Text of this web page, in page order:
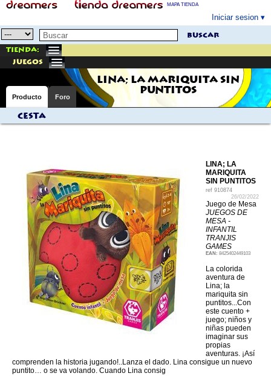
MAPA TIENDA
Iniciar sesion
buscar
Tienda:
juegos
LINA; LA MARIQUITA SIN
PUNTITOS
Producto Foro
Cesta
LINA; LA
MARIQUITA
SIN PUNTITOS
ref 910874
26/02/2022
Juego de Mesa
JUEGOS DE
MESA -
INFANTIL
TRANJIS
GAMES
EAN: 8425402449103
La colorida
aventura de
Lina; la
mariquita sin
puntitos...Con
este cuento +
juego; niños y
niñas pueden
imaginar sus
propias
aventuras. ¡Así
comprenden la historia jugando!..Lanza el dado. Lina consigue un nuevo
puntito… o se va volando. Cuando Lina consig